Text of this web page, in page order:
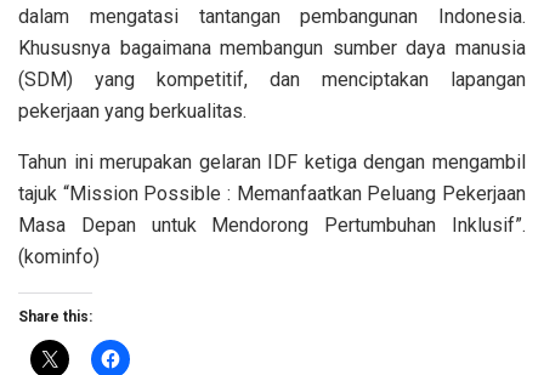
dalam mengatasi tantangan pembangunan Indonesia.
Khususnya bagaimana membangun sumber daya manusia
(SDM) yang kompetitif, dan menciptakan lapangan
pekerjaan yang berkualitas.
Tahun ini merupakan gelaran IDF ketiga dengan mengambil
tajuk “Mission Possible : Memanfaatkan Peluang Pekerjaan
Masa Depan untuk Mendorong Pertumbuhan Inklusif”.
(kominfo)
Share this: